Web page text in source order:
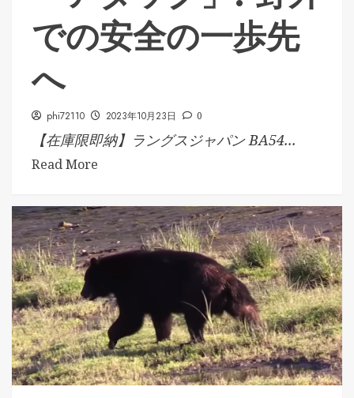
での安全の一歩先
へ
phi72110 2023年10月23日 0
【在庫限即納】ラングスジャパン BA54...
Read More